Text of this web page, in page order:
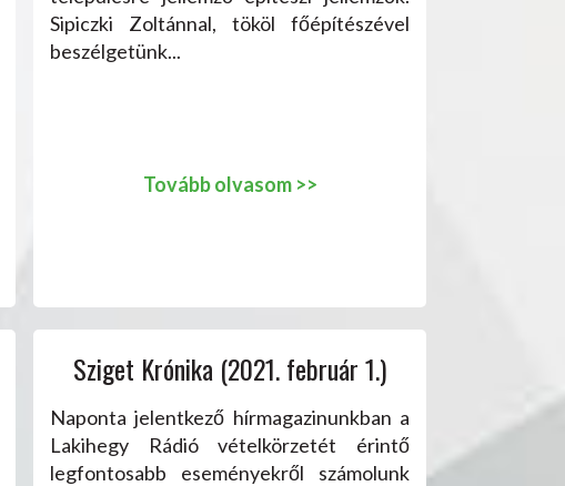
Sipiczki Zoltánnal, tököl főépítészével
beszélgetünk...
Tovább olvasom >>
Sziget Krónika (2021. február 1.)
Naponta jelentkező hírmagazinunkban a
Lakihegy Rádió vételkörzetét érintő
legfontosabb eseményekről számolunk